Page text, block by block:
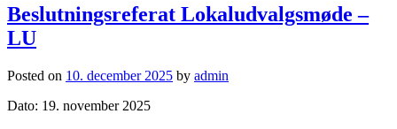
Beslutningsreferat Lokaludvalgsmøde –
LU
Posted on 10. december 2025 by admin
Dato: 19. november 2025